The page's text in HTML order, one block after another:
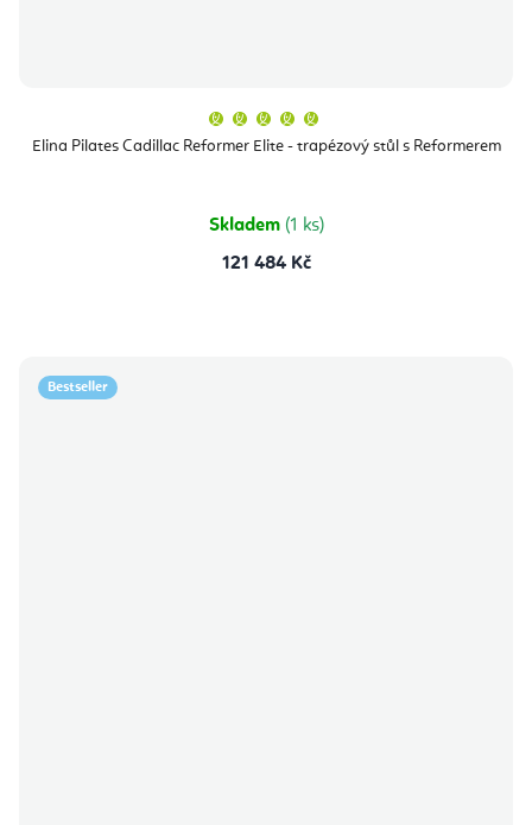
Elina Pilates Cadillac Reformer Elite - trapézový stůl s Reformerem
produktu
je
Skladem (1 ks)
121 484 Kč
Bestseller